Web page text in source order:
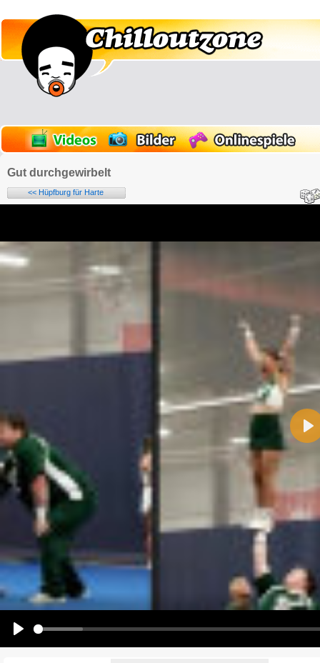
Gut durchgewirbelt
<< Hüpfburg für Harte
E-Mail-Adresse (optional):
Kommentar:
Alle HTML-Tags außer <br>, <strike> und <i> werden aus Deinem Kommentar entfernt.
URLs werden automatisch umgewandelt. Bitte verwende "www." oder "http://" in URLs
Ich möchte eine E-Mail, wenn auf dieser Seite weitere Kommentare erscheinen.